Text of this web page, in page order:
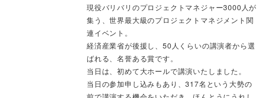
現役バリバリのプロジェクトマネジャー3000人が
集う、世界最大級のプロジェクトマネジメント関
連イベント。
経済産業省が後援し、50人くらいの講演者から選
ばれる、名誉ある賞です。
当日は、初めて大ホールで講演いたしました。
当日の参加申し込みもあり、317名という大勢の